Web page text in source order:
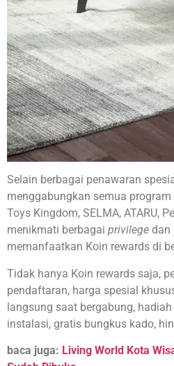
Selain berbagai penawaran
menggabungkan semua program
Toys Kingdom, SELMA, ATARU,
menikmati berbagai privilege dan
memanfaatkan Koin rewards di
Tidak hanya Koin rewards saja,
pendaftaran, harga spesial
langsung saat bergabung,
instalasi, gratis bungkus kado,
baca juga: Living World Kota